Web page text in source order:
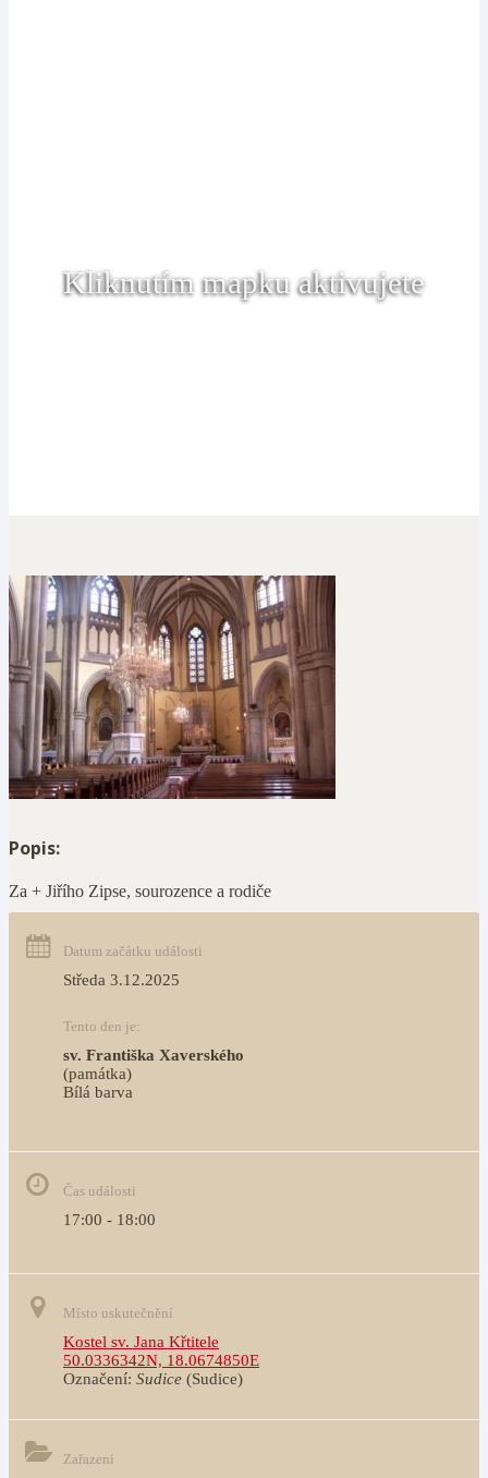
Kliknutím mapku aktivujete
Popis:
Za + Jiřího Zipse, sourozence a rodiče
Datum začátku události
Středa 3.12.2025
Tento den je:
sv. Františka Xaverského
(památka)
Bílá barva
Čas události
17:00 - 18:00
Místo uskutečnění
Kostel sv. Jana Křtitele
50.0336342N, 18.0674850E
Označení: Sudice (Sudice)
Zařazení